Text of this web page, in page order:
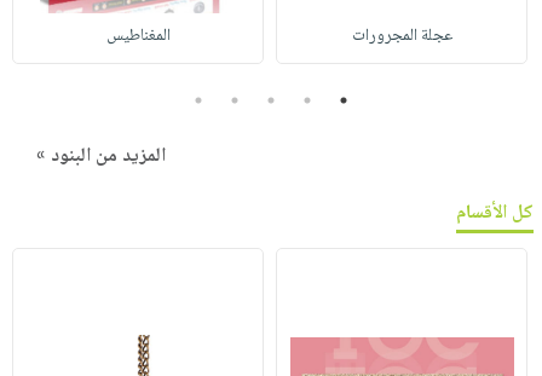
عجلة المجرورات المغناطيس
1
2
3
4
5
المزيد من البنود »
كل الأقسام